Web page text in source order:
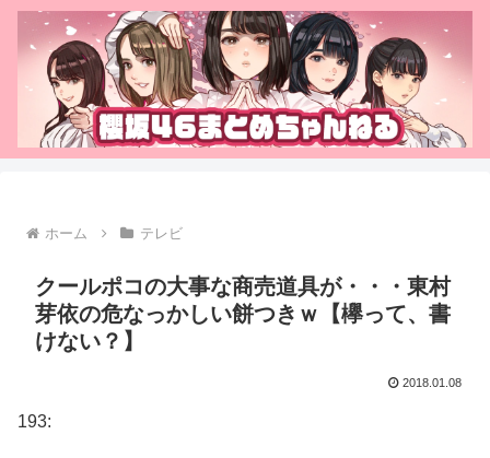
ホーム テレビ
クールポコの大事な商売道具が・・・東村
芽依の危なっかしい餅つきｗ【欅って、書
けない？】
2018.01.08
193: